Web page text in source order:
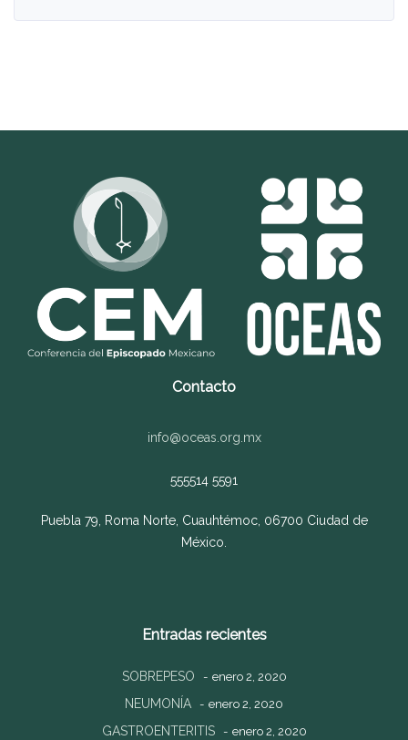
Contacto
info@oceas.org.mx
555514 5591
Puebla 79, Roma Norte, Cuauhtémoc, 06700 Ciudad de
México.
Entradas recientes
SOBREPESO enero 2, 2020
NEUMONÍA enero 2, 2020
GASTROENTERITIS enero 2, 2020